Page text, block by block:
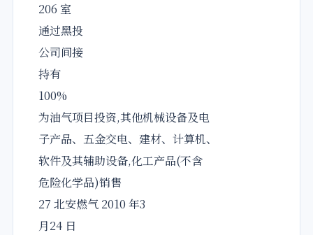
206 室
通过黑投
公司间接
持有
100%
为油气项目投资,其他机械设备及电
子产品、五金交电、建材、计算机、
软件及其辅助设备,化工产品(不含
危险化学品)销售
27 北安燃气 2010 年3
月24 日